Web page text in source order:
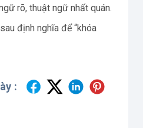
rõ, thuật ngữ nhất quán.
định nghĩa để “khóa
: